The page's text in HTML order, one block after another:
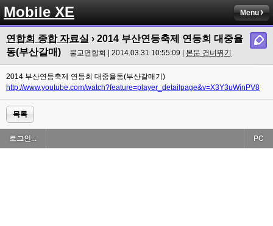
Mobile XE Menu
연합회 종합 자료실 › 2014 부산연등축제 연등회 대중율
동(부산갈매)
불교연합회 | 2014.03.31 10:55:09 | 본문 건너뛰기
2014 부산연등축제 연등회 대중율동(부산갈매기)
http://www.youtube.com/watch?feature=player_detailpage&v=X3Y3uWjnPV8
목록
로그인... PC